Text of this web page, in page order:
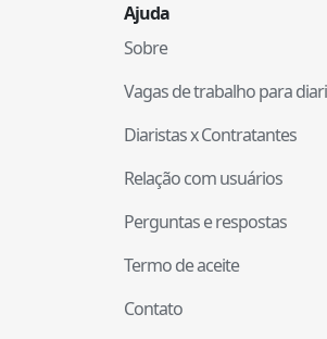
Ajuda
Sobre
Vagas de trabalho para
Diaristas x Contratantes
Relação com usuários
Perguntas e respostas
Termo de aceite
Contato